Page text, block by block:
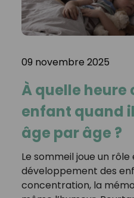
09 novembre 2025
À quelle heure
enfant quand
âge par âge ?
Le sommeil joue un
développement des
concentration, la